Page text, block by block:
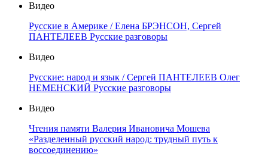
Видео
Русские в Америке / Елена БРЭНСОН, Сергей
ПАНТЕЛЕЕВ Русские разговоры
Видео
Русские: народ и язык / Сергей ПАНТЕЛЕЕВ Олег
НЕМЕНСКИЙ Русские разговоры
Видео
Чтения памяти Валерия Ивановича Мошева
«Разделенный русский народ: трудный путь к
воссоединению»